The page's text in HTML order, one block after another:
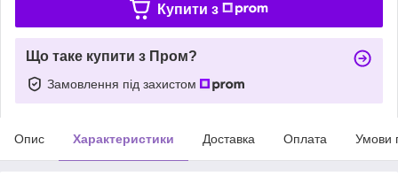
Купити з
Що таке купити з Пром?
Замовлення під захистом
Опис Характеристики Доставка Оплата Умови